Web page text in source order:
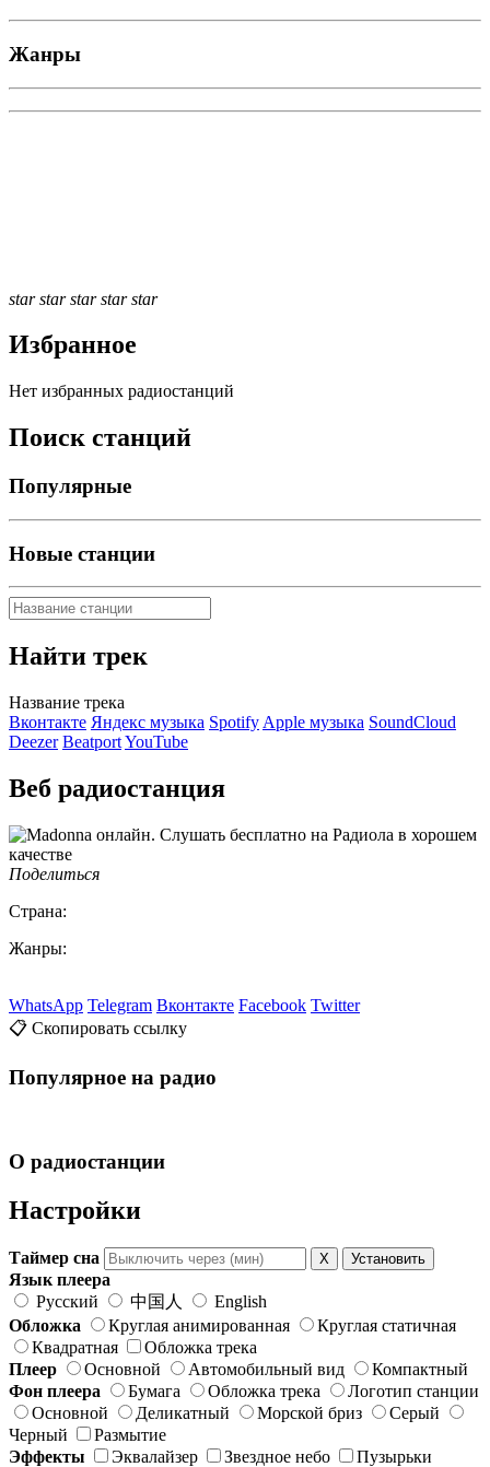
Жанры
star star star star star
Избранное
Нет избранных радиостанций
Поиск станций
Популярные
Новые станции
Найти трек
Название трека
Вконтакте Яндекс музыка Spotify Apple музыка SoundCloud
Deezer BeatportYouTube
Веб радиостанция
Поделиться
Страна:
Жанры:
WhatsApp Telegram Вконтакте Facebook Twitter
📋 Скопировать ссылку
Популярное на радио
О радиостанции
Настройки
Таймер сна X Установить
Язык плеера
Русский
中国人
English
Обложка
Круглая анимированная
Круглая статичная
Квадратная
Обложка трека
Плеер
Основной Автомобильный вид
Компактный
Фон плеера
Бумага Обложка трека
Логотип станции
Основной
Деликатный Морской бриз
Серый
Черный
Размытие
Эффекты
Эквалайзер Звездное небо Пузырьки